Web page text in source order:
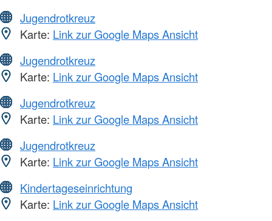
Jugendrotkreuz
Karte: Link zur Google Maps Ansicht
Jugendrotkreuz
Karte: Link zur Google Maps Ansicht
Jugendrotkreuz
Karte: Link zur Google Maps Ansicht
Jugendrotkreuz
Karte: Link zur Google Maps Ansicht
Kindertageseinrichtung
Karte: Link zur Google Maps Ansicht